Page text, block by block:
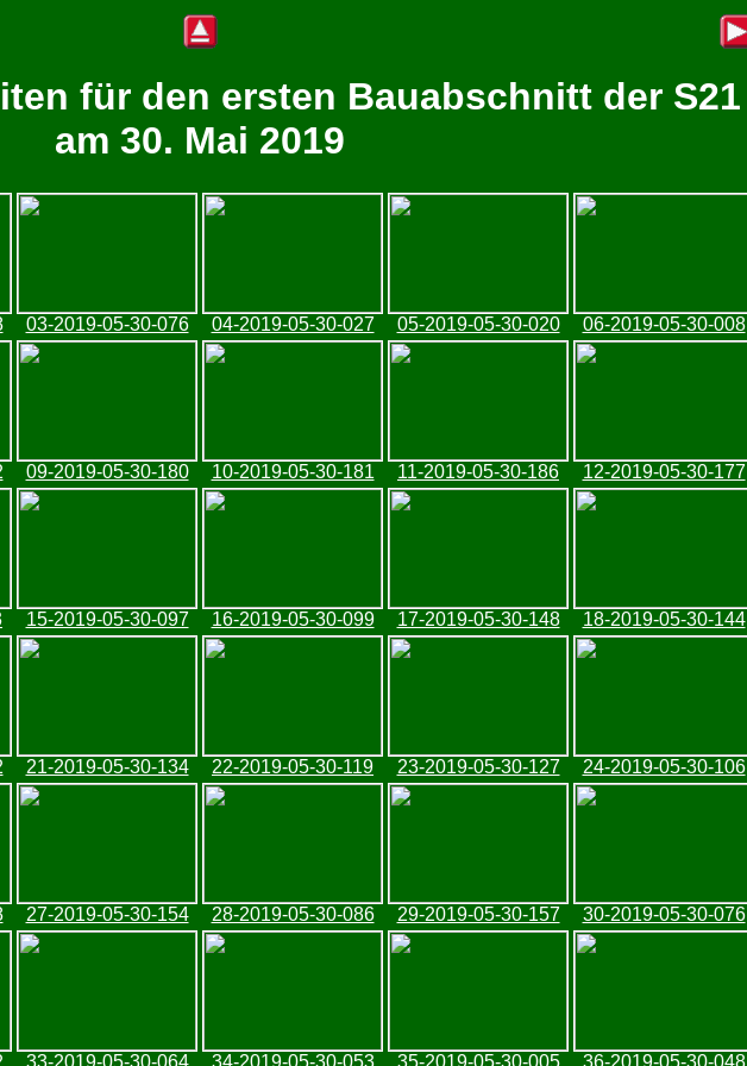
für den ersten Bauabschnitt der S21
am 30. Mai 2019
03-2019-05-30-076 04-2019-05-30-027 05-2019-05-30-020 06-2019-05-30-008
09-2019-05-30-180 10-2019-05-30-181 11-2019-05-30-186 12-2019-05-30-177
15-2019-05-30-097 16-2019-05-30-099 17-2019-05-30-148 18-2019-05-30-144
21-2019-05-30-134 22-2019-05-30-119 23-2019-05-30-127 24-2019-05-30-106
27-2019-05-30-154 28-2019-05-30-086 29-2019-05-30-157 30-2019-05-30-076
33-2019-05-30-064 34-2019-05-30-053 35-2019-05-30-005 36-2019-05-30-048